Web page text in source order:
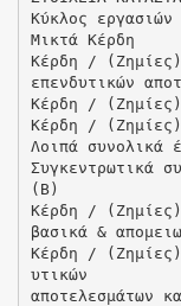
Κύκλος εργασιών
Μικτά Κέρδη
Κέρδη / (Ζημίες)
επενδυτικών
Κέρδη /
Κέρδη /
Λοιπά συνολικά
Συγκεντρωτικά
(Β)
Κέρδη /
βασικά &
Κέρδη /
υτικών
αποτελεσμάτων